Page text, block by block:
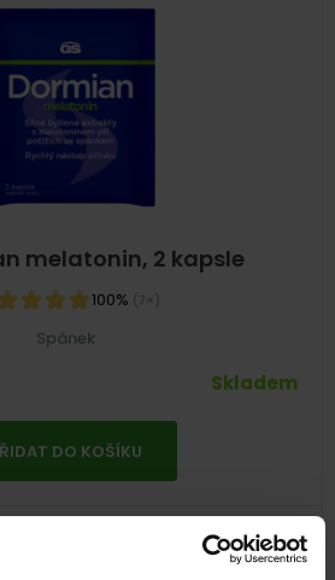
melatonin, 2 kapsle
100% (7×)
Spánek
Skladem
DO KOŠÍKU